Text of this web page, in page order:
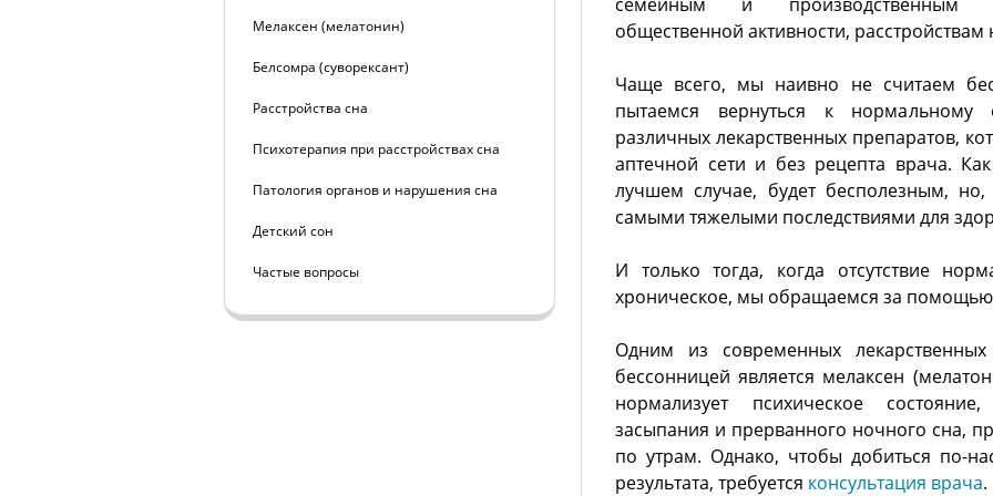
общественной активности,
Чаще всего, мы наивно не считаем
пытаемся вернуться к
различных лекарственных препаратов,
аптечной сети и без рецепта врача.
лучшем случае, будет бесполезным,
самыми тяжелыми последствиями для
И только тогда, когда отсутствие
хроническое, мы обращаемся за помощью
Одним из современных
бессонницей является мелаксен
нормализует психическое
засыпания и прерванного ночного сна,
по утрам. Однако, чтобы добиться по-
результата, требуется консультация врача.
Мелаксен (мелатонин)
Белсомра (суворексант)
Расстройства сна
Психотерапия при расстройствах сна
Патология органов и нарушения сна
Детский сон
Частые вопросы